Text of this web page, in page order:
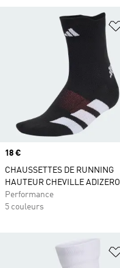
Prix
18 €
CHAUSSETTES DE RUNNING
HAUTEUR CHEVILLE ADIZERO
Performance
5 couleurs